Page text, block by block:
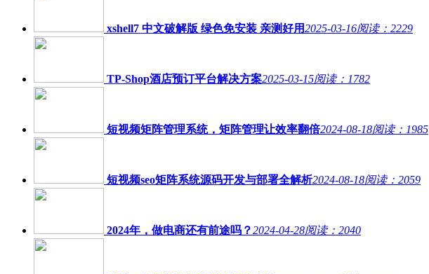
xshell7 中文破解版 绿色免安装 亲测好用2025-03-16阅读：2229
TP-Shop酒店预订平台解决方案2025-03-15阅读：1782
短视频矩阵管理系统，矩阵管理让效率翻倍2024-08-18阅读：1985
短视频seo矩阵系统源码开发与部署全解析2024-08-18阅读：2059
2024年，做电商还有前途吗？2024-04-28阅读：2040